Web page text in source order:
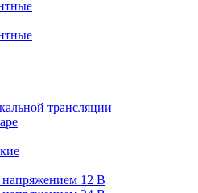
трансляции
12 В